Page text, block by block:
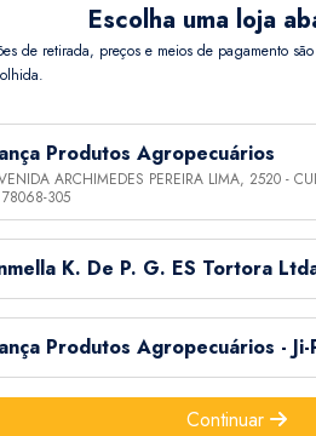
BRASIL, RIO DE JANEIRO,
AGOSTO SETEMBRO
Escolha uma loja
de retirada, preços e meios de pagamento
Produtos Agropecuários
ARCHIMEDES PEREIRA LIMA, 2520 -
78068-305
K. De P. G. ES Tortora
Produtos Agropecuários - Ji-
Continuar